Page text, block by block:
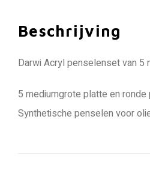
Beschrijving
Darwi Acryl penselenset van 5
5 mediumgrote platte en ronde
Synthetische penselen voor